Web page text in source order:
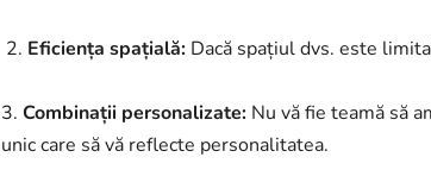
2. Eficiența spațială: Dacă spațiul dvs. este
3. Combinații personalizate: Nu vă fie teamă să
unic care să vă reflecte personalitatea.